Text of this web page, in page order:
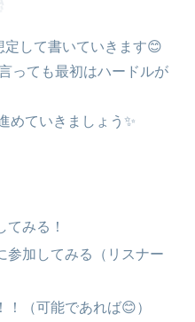
定して書いていきます😊
っても最初はハードルが
めていきましょう✨
てみる！
参加してみる（リスナー
！（可能であれば😊）